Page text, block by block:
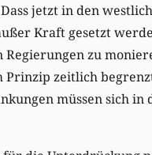
jetzt in den
Kraft gesetzt
zu
Prinzip zeitlich
müssen sich in